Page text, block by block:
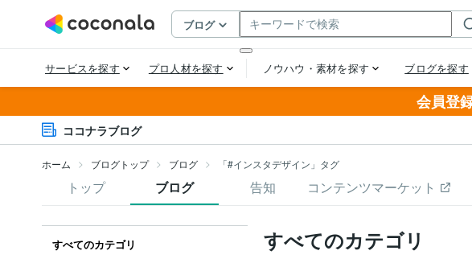
会員登
ココナラブログ
ホーム ブログトップ ブログ 「#インスタデザイン」タグ
トップ ブログ 告知 コンテンツマーケット
すべてのカテゴリ
すべてのカテゴリ